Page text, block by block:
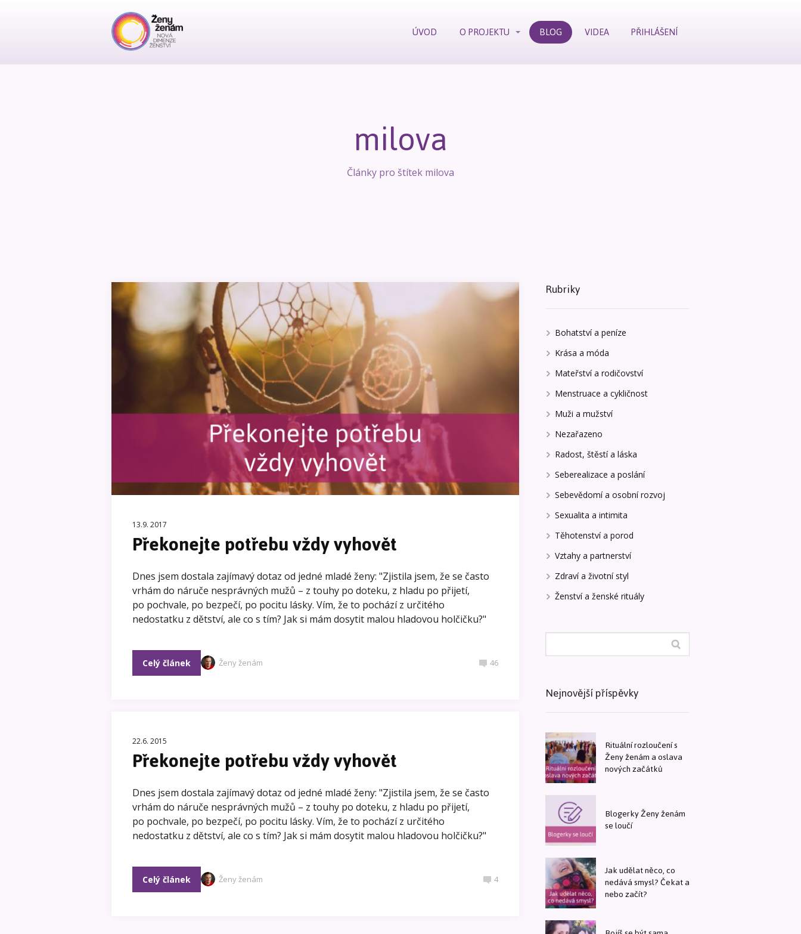
ÚVOD O PROJEKTU BLOG VIDEA PŘIHLÁŠENÍ
milova
Články pro štítek milova
13.9. 2017
Překonejte potřebu vždy vyhovět
Dnes jsem dostala zajímavý dotaz od jedné mladé ženy: "Zjistila jsem, že se často
vrhám do náruče nesprávných mužů – z touhy po doteku, z hladu po přijetí,
po pochvale, po bezpečí, po pocitu lásky. Vím, že to pochází z určitého
nedostatku z dětství, ale co s tím? Jak si mám dosytit malou hladovou holčičku?"
Celý článek Ženy ženám 46
22.6. 2015
Překonejte potřebu vždy vyhovět
Dnes jsem dostala zajímavý dotaz od jedné mladé ženy: "Zjistila jsem, že se často
vrhám do náruče nesprávných mužů – z touhy po doteku, z hladu po přijetí,
po pochvale, po bezpečí, po pocitu lásky. Vím, že to pochází z určitého
nedostatku z dětství, ale co s tím? Jak si mám dosytit malou hladovou holčičku?"
Celý článek Ženy ženám 4
Rubriky
Bohatství a peníze
Krása a móda
Mateřství a rodičovství
Menstruace a cykličnost
Muži a mužství
Nezařazeno
Radost, štěstí a láska
Seberealizace a poslání
Sebevědomí a osobní rozvoj
Sexualita a intimita
Těhotenství a porod
Vztahy a partnerství
Zdraví a životní styl
Ženství a ženské rituály
Nejnovější příspěvky
Rituální rozloučení s
Ženy ženám a oslava
nových začátků
Blogerky Ženy ženám
se loučí
Jak udělat něco, co
nedává smysl? Čekat a
nebo začít?